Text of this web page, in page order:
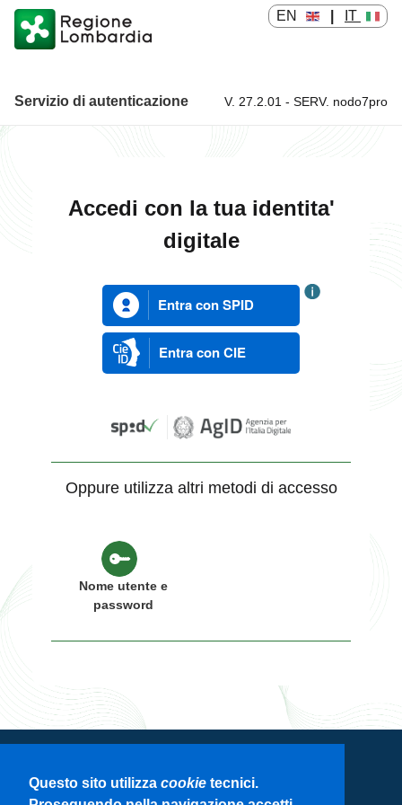
Questo sito utilizza cookie tecnici.
EN IT
Servizio di autenticazione Servizio di autenticazione
V. 27.2.01 - SERV. nodo7pro
Accedi con la tua identita'
digitale
Entra con SPID
Entra con CIE
Oppure utilizza altri metodi di accesso
Nome utente e
password
Servizio di autenticazione di Regione
Lombardia